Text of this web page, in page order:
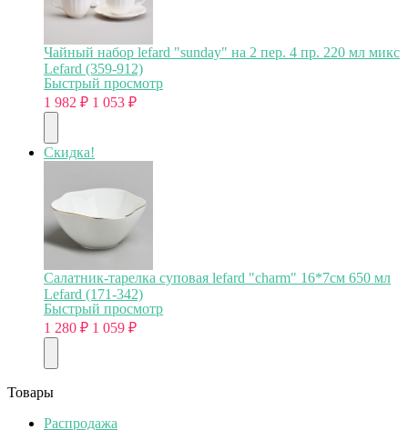
Чайный набор lefard "sunday" на 2 пер. 4 пр. 220 мл микс
Lefard (359-912)
Быстрый просмотр
1 982 ₽ 1 053 ₽
Скидка!
Салатник-тарелка суповая lefard "charm" 16*7см 650 мл
Lefard (171-342)
Быстрый просмотр
1 280 ₽ 1 059 ₽
Товары
Распродажа